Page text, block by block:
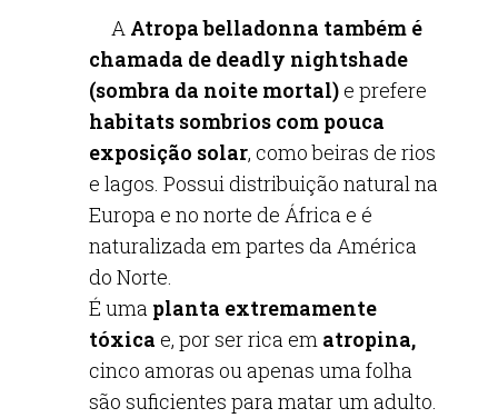
A Atropa belladonna também é
chamada de deadly nightshade
(sombra da noite mortal)e prefere
habitats sombrios com pouca
exposição solar, como beiras de rios
e lagos. Possui distribuição natural na
Europa e no norte de África e é
naturalizada em partes da América
do Norte.
É uma planta extremamente
tóxica e, por ser rica em atropina,
cinco amoras ou apenas uma folha
são suficientes para matar um adulto.